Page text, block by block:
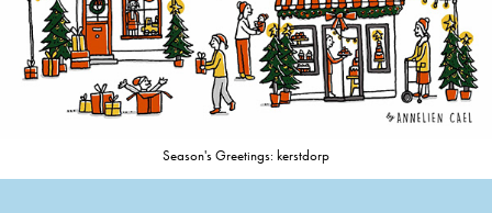
Season's Greetings: kerstdorp